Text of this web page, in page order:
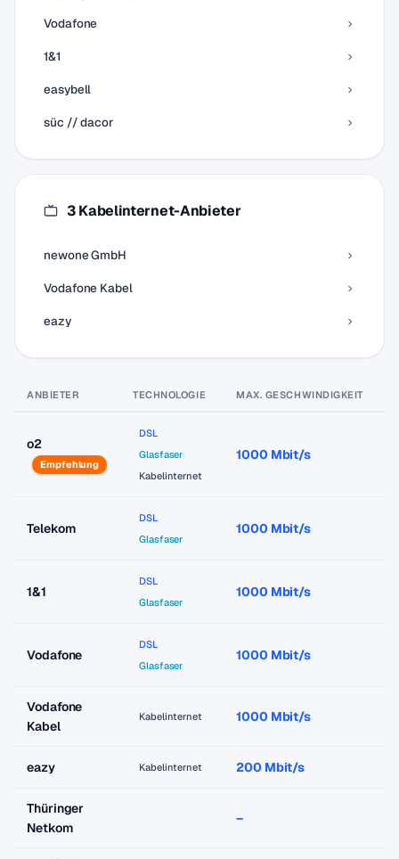
Vodafone
1&1
easybell
süc // dacor
3 Kabelinternet-Anbieter
newone GmbH
Vodafone Kabel
eazy
ANBIETER TECHNOLOGIE MAX. GESCHWINDIGKEIT
o2
Empfehlung
DSL
Glasfaser
Kabelinternet
1000 Mbit/s
Telekom
DSL
Glasfaser
1000 Mbit/s
1&1
DSL
Glasfaser
1000 Mbit/s
Vodafone
DSL
Glasfaser
1000 Mbit/s
Vodafone
Kabel
Kabelinternet 1000 Mbit/s
eazy Kabelinternet 200 Mbit/s
Thüringer
Netkom
–